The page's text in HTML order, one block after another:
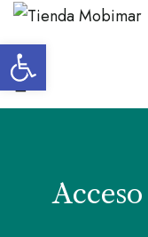
Abrir barra de herramientas